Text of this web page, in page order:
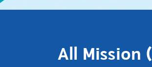
All Mission (